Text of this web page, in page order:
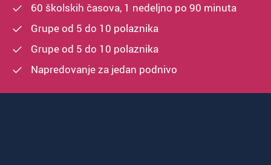
60 školskih časova, 1 nedeljno po 90 minuta
Grupe od 5 do 10 polaznika
Grupe od 5 do 10 polaznika
Napredovanje za jedan podnivo